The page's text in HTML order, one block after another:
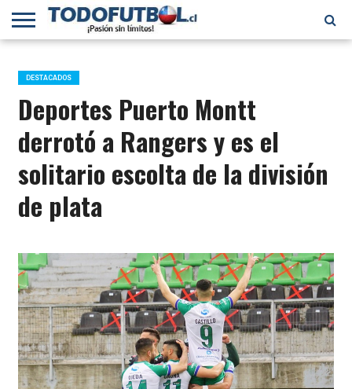
PRIMERA
B
SELECCIÓN
CHILENA
CHILENOS
EN EL
MUNDO
FÚTBOL
INTERNACIONAL
DESTACADOS
Deportes Puerto Montt
derrotó a Rangers y es el
solitario escolta de la división
de plata